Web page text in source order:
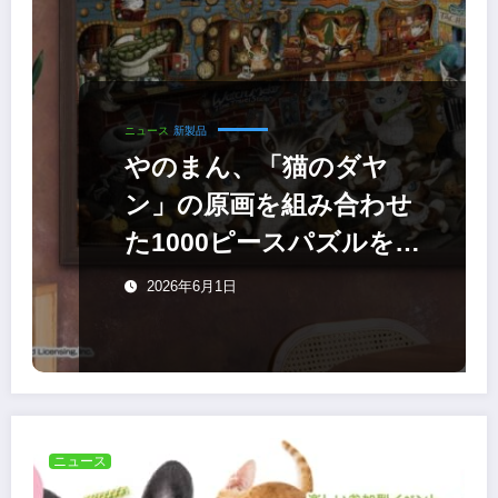
ニュース 新製品
やのまん、「猫のダヤ
ン」の原画を組み合わせ
た1000ピースパズルを発
売2026年6月1日
ニュース